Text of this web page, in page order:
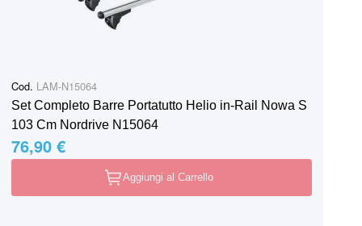
Cod. LAM-N15064
Set Completo Barre Portatutto Helio in-Rail Nowa S
103 Cm Nordrive N15064
76,90 €
Aggiungi al Carrello